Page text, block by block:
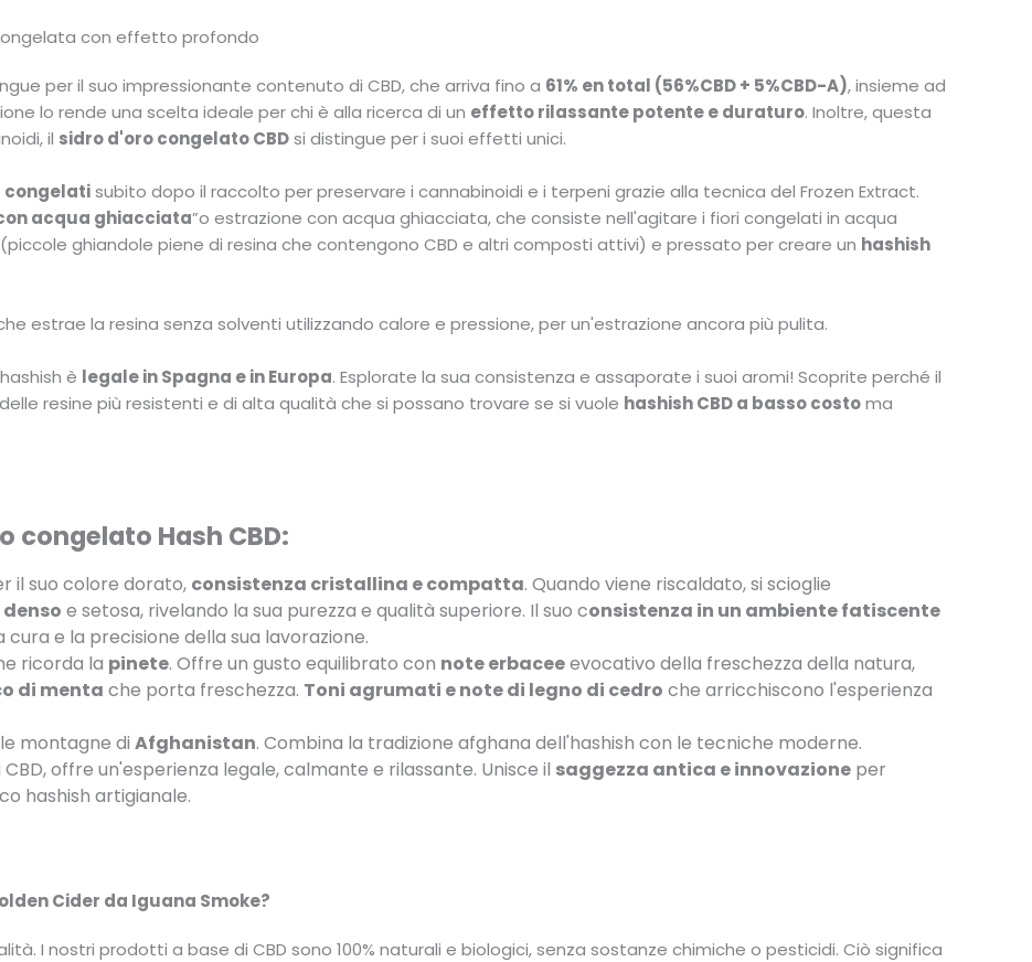
congelata con effetto profondo
per il suo impressionante contenuto di CBD, che arriva fino a 61% en total (56%CBD + 5%CBD-A), insieme ad
lo rende una scelta ideale per chi è alla ricerca di un effetto rilassante potente e duraturo. Inoltre, questa
il sidro d'oro congelato CBDsi distingue per i suoi effetti unici.
congelatisubito dopo il raccolto per preservare i cannabinoidi e i terpeni grazie alla tecnica del Frozen Extract.
acqua ghiacciata”o estrazione con acqua ghiacciata, che consiste nell'agitare i fiori congelati in acqua
(piccole ghiandole piene di resina che contengono CBD e altri composti attivi) e pressato per creare un hashish
estrae la resina senza solventi utilizzando calore e pressione, per un'estrazione ancora più pulita.
è legale in Spagna e in Europa. Esplorate la sua consistenza e assaporate i suoi aromi! Scoprite perché il
resine più resistenti e di alta qualità che si possano trovare se si vuole hashish CBD a basso costoma
Hash CBD:
il suo colore dorato, consistenza cristallina e compatta. Quando viene riscaldato, si scioglie
e setosa, rivelando la sua purezza e qualità superiore. Il suo consistenza in un ambiente fatiscente
e la precisione della sua lavorazione.
ricorda la pinete. Offre un gusto equilibrato con note erbaceeevocativo della freschezza della natura,
di menta che porta freschezza. Toni agrumati e note di legno di cedro che arricchiscono l'esperienza
montagne di Afghanistan. Combina la tradizione afghana dell'hashish con le tecniche moderne.
offre un'esperienza legale, calmante e rilassante. Unisce il saggezza antica e innovazione per
hashish artigianale.
Cider da Iguana Smoke?
I nostri prodotti a base di CBD sono 100% naturali e biologici, senza sostanze chimiche o pesticidi. Ciò significa